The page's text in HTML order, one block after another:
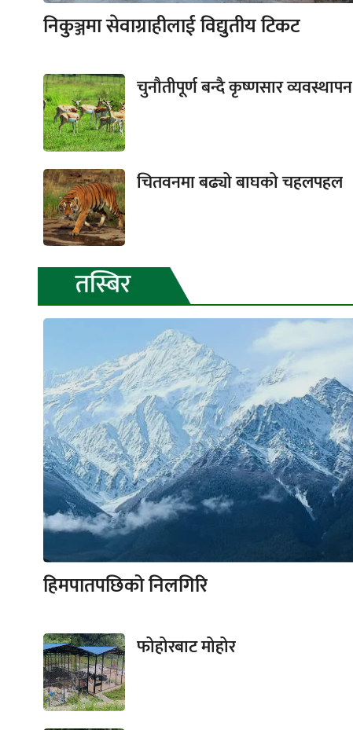
निकुञ्जमा सेवाग्राहीलाई विद्युतीय टिकट
चुनौतीपूर्ण बन्दै कृष्णसार व्यवस्थापन
चितवनमा बढ्यो बाघको चहलपहल
हिमपातपछिको निलगिरि
फोहोरबाट मोहोर